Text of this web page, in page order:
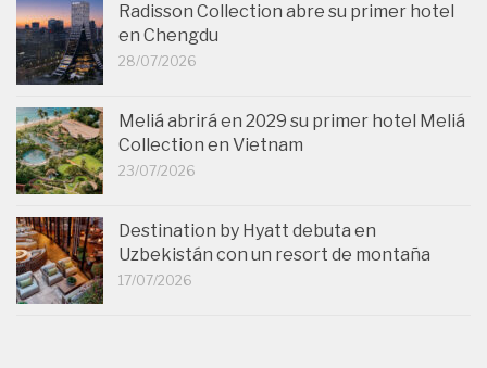
Radisson Collection abre su primer hotel
en Chengdu
28/07/2026
Meliá abrirá en 2029 su primer hotel Meliá
Collection en Vietnam
23/07/2026
Destination by Hyatt debuta en
Uzbekistán con un resort de montaña
17/07/2026